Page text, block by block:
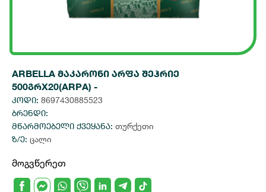
ARBELLA მაკარონი არფა შეჰრიე
500გრX20(ARPA) -
კოდი: 8697430885523
ბრენდი:
მწარმოებელი ქვეყანა: თურქეთი
ზ/ე: ცალი
მოგვწერეთ